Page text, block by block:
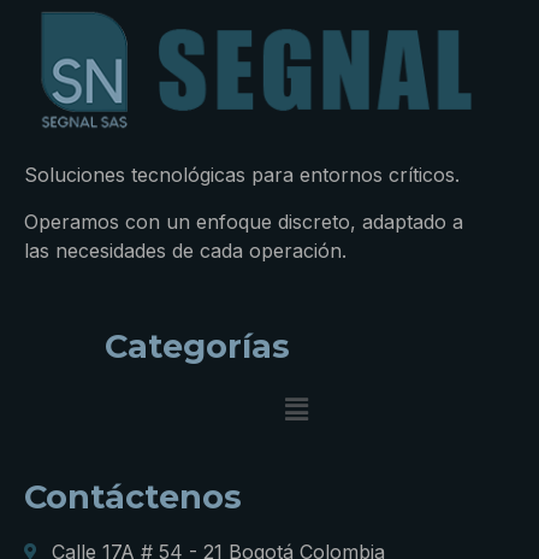
Soluciones tecnológicas para entornos críticos.
Operamos con un enfoque discreto, adaptado a
las necesidades de cada operación.
Categorías
Contáctenos
Calle 17A # 54 - 21 Bogotá Colombia